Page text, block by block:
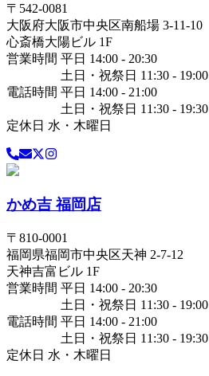
〒 542-0081
大阪府大阪市中央区南船場 3-11-10
心斎橋大陽ビル 1F
営業時間 平日 14:00 - 20:30
土日・祝祭日 11:30 - 19:00
電話時間 平日 14:00 - 21:00
土日・祝祭日 11:30 - 19:30
定休日 水・木曜日
かめ吉 福岡店
〒 810-0001
福岡県福岡市中央区天神 2-7-12
天神吉富ビル 1F
営業時間 平日 14:00 - 20:30
土日・祝祭日 11:30 - 19:00
電話時間 平日 14:00 - 21:00
土日・祝祭日 11:30 - 19:30
定休日 水・木曜日